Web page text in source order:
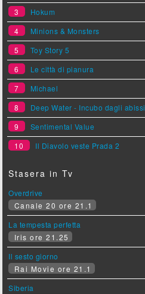
3
Hokum
4
Minions & Monsters
5
Toy Story 5
6
Le città di pianura
7
Michael
8
Deep Water - Incubo dagli abissi
9
Sentimental Value
10
Il Diavolo veste Prada 2
Stasera in Tv
Overdrive
Canale 20 ore 21.1
La tempesta perfetta
Iris ore 21.25
Il sesto giorno
Rai Movie ore 21.1
Siberia